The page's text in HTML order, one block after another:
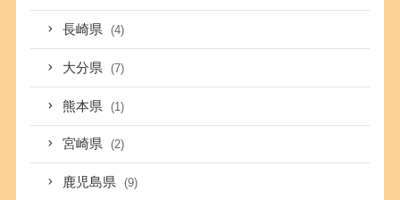
長崎県 (4)
大分県 (7)
熊本県 (1)
宮崎県 (2)
鹿児島県 (9)